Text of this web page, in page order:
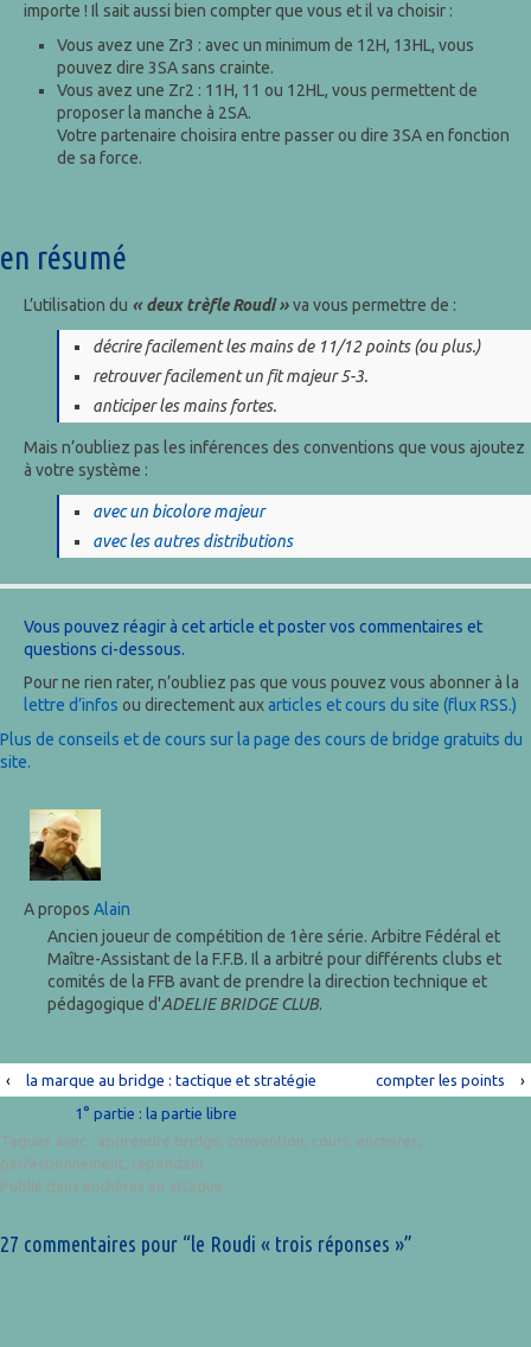
importe ! Il sait aussi bien compter que vous et il va choisir :
Vous avez une Zr3 : avec un minimum de 12H, 13HL, vous
pouvez dire 3SA sans crainte.
Vous avez une Zr2 : 11H, 11 ou 12HL, vous permettent de
proposer la manche à 2SA.
Votre partenaire choisira entre passer ou dire 3SA en fonction
de sa force.
en résumé
L’utilisation du « deux trèfle Roudi »va vous permettre de :
décrire facilement les mains de 11/12 points (ou plus.)
retrouver facilement un fit majeur 5-3.
anticiper les mains fortes.
Mais n’oubliez pas les inférences des conventions que vous ajoutez
à votre système :
avec un bicolore majeur
avec les autres distributions
Vous pouvez réagir à cet article et poster vos commentaires et
questions ci-dessous.
Pour ne rien rater, n’oubliez pas que vous pouvez vous abonner à la
lettre d’infos ou directement auxarticles et cours du site (flux RSS.)
Plus de conseils et de cours sur la page des cours de bridge gratuits du
site.
A propos Alain
Ancien joueur de compétition de 1ère série. Arbitre Fédéral et
Maître-Assistant de la F.F.B. Il a arbitré pour différents clubs et
comités de la FFB avant de prendre la direction technique et
pédagogique d'ADELIE BRIDGE CLUB.
‹
la marque au bridge : tactique et stratégie
1° partie : la partie libre
compter les points ›
Tagués avec : apprendre bridge, convention, cours, enchères,
perfectionnement, répondant
Publié dans enchères en attaque
27 commentaires pour “le Roudi « trois réponses »”